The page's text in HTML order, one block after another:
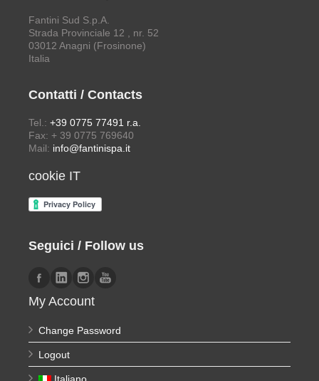
Fantini Sud S.p.A.
Strada Provinciale 12 , nr. 52
03012 Anagni (Frosinone)
Italia
Contatti / Contacts
Tel.: +39 0775 77491 r.a.
Fax: + 39 0775 769640
Mail: info@fantinispa.it
cookie IT
Seguici / Follow us
My Account
Change Password
Logout